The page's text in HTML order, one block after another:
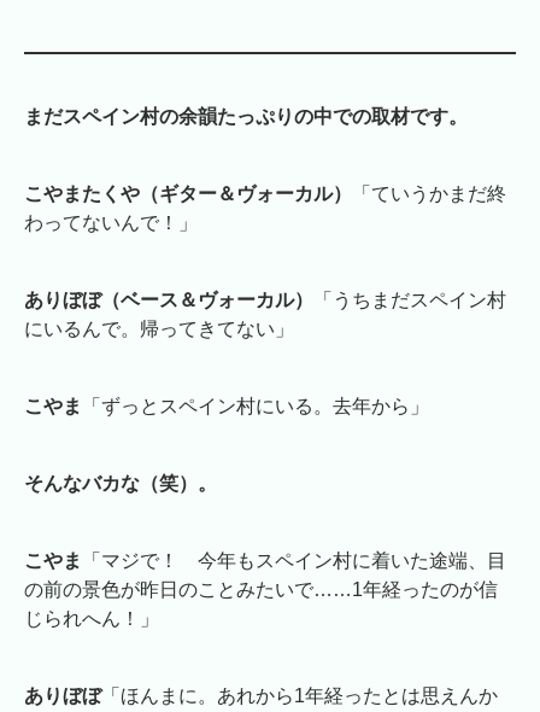
まだスペイン村の余韻たっぷりの中での取材です。
こやまたくや（ギター＆ヴォーカル）
「ていうかまだ終
わってないんで！」
ありぼぼ（ベース＆ヴォーカル）
「うちまだスペイン村
にいるんで。帰ってきてない」
こやま 「ずっとスペイン村にいる。去年から」
そんなバカな（笑）。
こやま
「マジで！ 今年もスペイン村に着いた途端、目
の前の景色が昨日のことみたいで……1年経ったのが信
じられへん！」
ありぼぼ「ほんまに。あれから1年経ったとは思えんか